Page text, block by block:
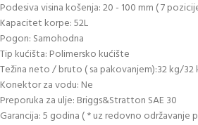
Podesiva visina košenja: 20 - 100 mm ( 7
Kapacitet korpe: 52L
Pogon: Samohodna
Tip kućišta: Polimersko kućište
Težina neto / bruto ( sa pakovanjem):32 kg/32
Konektor za vodu: Ne
Preporuka za ulje: Briggs&Stratton SAE 30
Garancija: 5 godina ( * uz redovno održavanje